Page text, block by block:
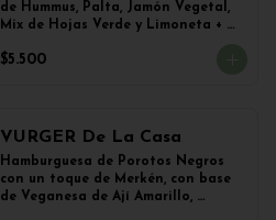
de Hummus, Palta, Jamón Vegetal,
Mix de Hojas Verde y Limoneta +
$5.500
VURGER De La Casa
Hamburguesa de Porotos Negros
con un toque de Merkén, con base
de Veganesa de Ají Amarillo,